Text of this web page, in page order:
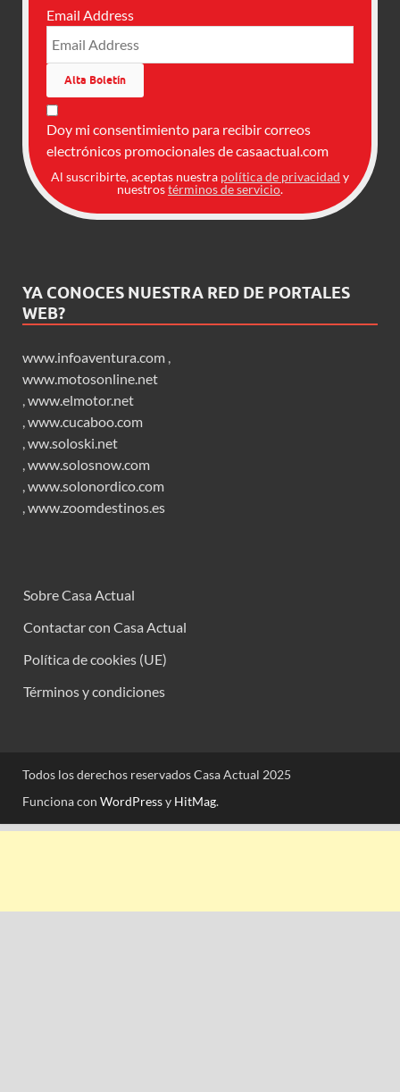
Email Address
Doy mi consentimiento para recibir correos
electrónicos promocionales de casaactual.com
Al suscribirte, aceptas nuestra política de privacidad y
nuestrostérminos de servicio.
YA CONOCES NUESTRA RED DE PORTALES
WEB?
www.infoaventura.com ,
www.motosonline.net
,www.elmotor.net
,www.cucaboo.com
,ww.soloski.net
,www.solosnow.com
,www.solonordico.com
,www.zoomdestinos.es
Sobre Casa Actual
Contactar con Casa Actual
Política de cookies (UE)
Términos y condiciones
Todos los derechos reservados Casa Actual 2025
Funciona con WordPressy HitMag.